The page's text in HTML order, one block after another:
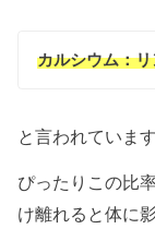
カルシウム：
と言われています
ぴったりこの比
け離れると体に